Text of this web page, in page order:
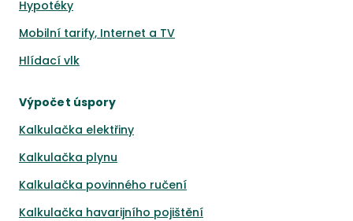
Hypotéky
Mobilní tarify, Internet a TV
Hlídací vlk
Výpočet úspory
Kalkulačka elektřiny
Kalkulačka plynu
Kalkulačka povinného ručení
Kalkulačka havarijního pojištění